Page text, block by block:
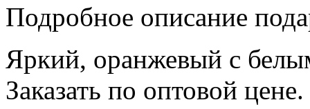
Подробное описание
Яркий, оранжевый с
Заказать по оптовой цене.